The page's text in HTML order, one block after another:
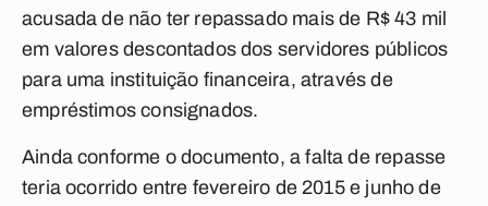
acusada de não ter repassado mais de R$ 43 mil
em valores descontados dos servidores públicos
para uma instituição financeira, através de
empréstimos consignados.
Ainda conforme o documento, a falta de repasse
teria ocorrido entre fevereiro de 2015 e junho de